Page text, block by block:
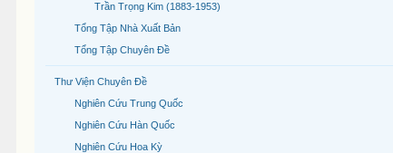
Trần Trọng Kim (1883-1953)
Tổng Tập Nhà Xuất Bản
Tổng Tập Chuyên Đề
Thư Viện Chuyên Đề
Nghiên Cứu Trung Quốc
Nghiên Cứu Hàn Quốc
Nghiên Cứu Hoa Kỳ